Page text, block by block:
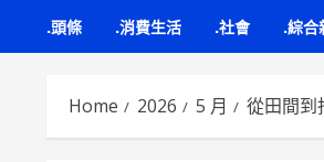
.頭條 .消費生活 .社會 .綜合
Home 2026 5 月 從田間到